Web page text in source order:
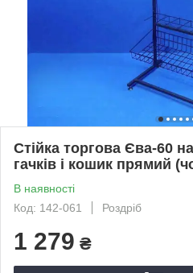
Стійка торгова Єва-60
гачків і кошик прямий
В наявності
Код: 142-061
Роздріб
1 279 ₴